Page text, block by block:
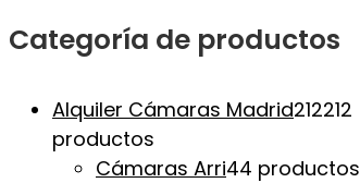
Categoría de productos
Alquiler Cámaras Madrid212212
productos
Cámaras Arri44 productos